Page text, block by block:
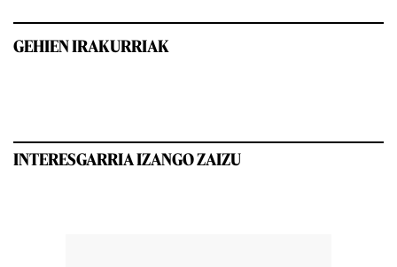
GEHIEN IRAKURRIAK
INTERESGARRIA IZANGO ZAIZU